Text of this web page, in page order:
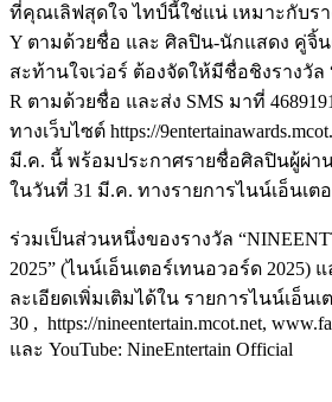
ที่คุณเลิฟสุดใจ ไทป์นี้ใช่แน่ เหมาะกับร
Y ตามด้วยชื่อ และ ศิลปิน-นักแสดง คู่จิ้
สะท้านใจเว่อร์ ต้องจัดให้มีชื่อชิงรางวัล
R ตามด้วยชื่อ และส่ง SMS มาที่
ทางเว็บไซต์ https://
มี.ค. นี้ พร้อมประกาศรายชื่อศิลปินผู้ผ่า
ในวันที่ 31 มี.ค. ทางรายการไนน์เอ็นเต
ร่วมเป็นส่วนหนึ่งของรางวัล
2025” (ไนน์เอ็นเตอร์เทนอวอร์ด 2025)
ละเอียดเพิ่มเติมได้ใน รายการไนน์เอ็น
30 , https://nineentertain.mcot.net,
และ YouTube: NineEntertain Official